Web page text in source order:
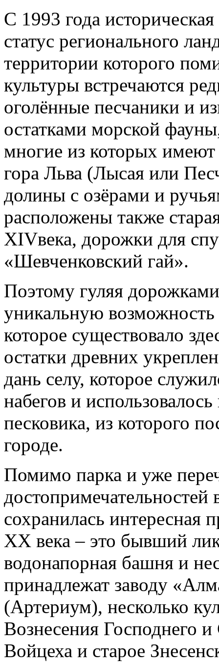
С 1993 года
статус регионального
территории которого
культуры встречаются
оголённые песчаники и
остатками морской
многие из которых имеют
гора Льва (Лысая или
долины с озёрами и
расположены также
XIVвека, дорожки для
«Шевченковский гай».
Поэтому гуляя
уникальную
которое существовало
остатки древних
дань селу, которое
набегов и
песковика, из которого
городе.
Помимо парка и уже
достопримечательностей
сохранилась интересная
ХХ века – это бывший
водонапорная башня и
принадлежат заводу
(Артериум), несколько
Вознесения Господнего и
Войцеха и старое